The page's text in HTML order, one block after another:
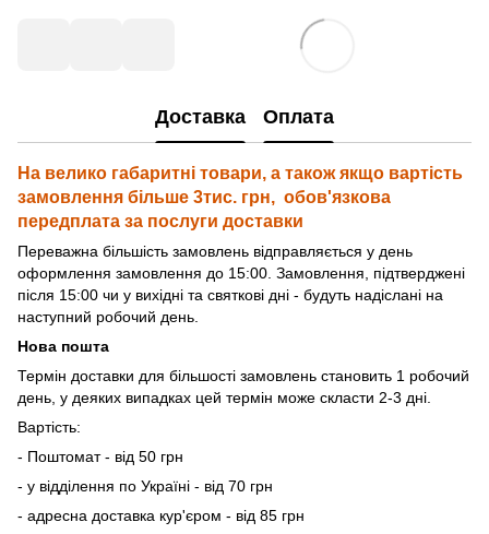
Доставка Оплата
На велико габаритні товари, а також якщо вартість
замовлення більше 3тис. грн, обов'язкова
передплата за послуги доставки
Переважна більшість замовлень відправляється у день
оформлення замовлення до 15:00. Замовлення, підтверджені
після 15:00 чи у вихідні та святкові дні - будуть надіслані на
наступний робочий день.
Нова пошта
Термін доставки для більшості замовлень становить 1 робочий
день, у деяких випадках цей термін може скласти 2-3 дні.
Вартість:
- Поштомат - від 50 грн
- у відділення по Україні - від 70 грн
- адресна доставка кур'єром - від 85 грн